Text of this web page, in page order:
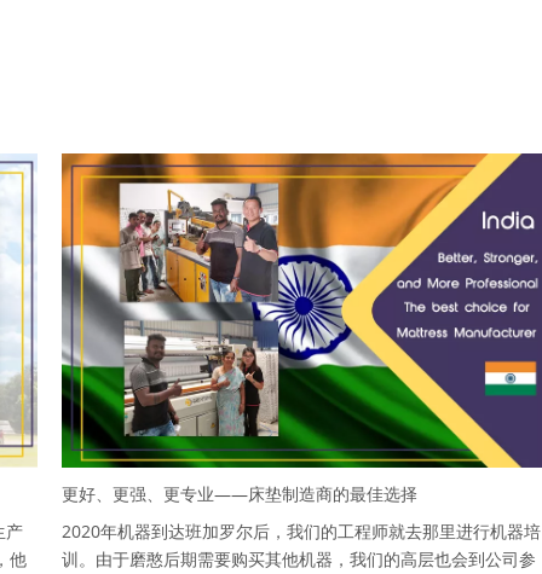
产
他
更好、更强、更专业——床垫制造商的最佳选择
2020年机器到达班加罗尔后，我们的工程师就去那里进行机器培
训。由于磨憨后期需要购买其他机器，我们的高层也会到公司参